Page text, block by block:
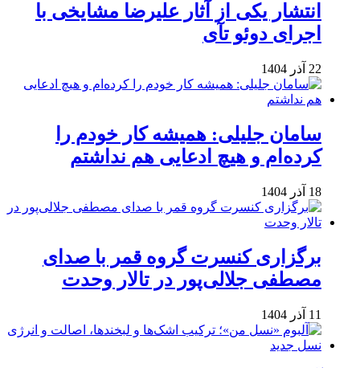
انتشار یکی از آثار علیرضا مشایخی با
اجرای دوئو تآی
22 آذر 1404
سامان جلیلی: همیشه کار خودم را
کرده‌ام و هیچ ادعایی هم نداشتم
18 آذر 1404
برگزاری کنسرت گروه قمر با صدای
مصطفی جلالی‌پور در تالار وحدت
11 آذر 1404